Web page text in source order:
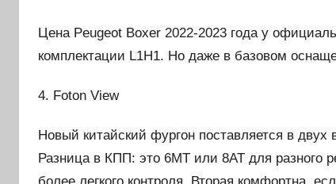
Цена Peugeot Boxer 2022-2023 года у
комплектации L1H1. Но даже в базовом
4. Foton View
Новый китайский фургон поставляется в
Разница в КПП: это 6MT или 8AT для